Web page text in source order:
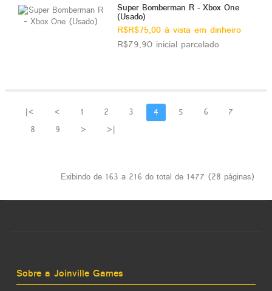
Super Bomberman R - Xbox One
(Usado)
R$R$75,00 à vista em dinheiro
R$79,90 inicial parcelado
|< < 1 2 3 4 5 6
7
8
9 > >|
Exibindo de 163 a 216 do total de 1477 (28 páginas)
Sobre a Joinville Games